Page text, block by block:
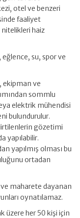
otel ve benzeri
faaliyet
haiz
eğlence, su, spor ve
ekipman ve
sommlu
elektrik mühendisi
bulundurulur.
gözetimi
yapılabilir.
yapılmış olması bu
ortadan
maharete dayanan
oynatılamaz.
üzere her 50 kişi için